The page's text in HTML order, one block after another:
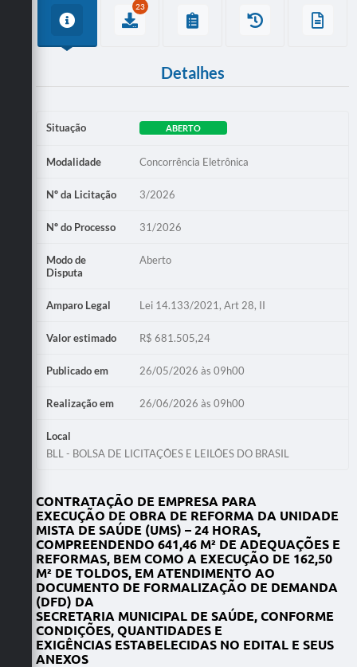
23
Detalhes
Situação ABERTO
Modalidade Concorrência Eletrônica
Nº da Licitação 3/2026
Nº do Processo 31/2026
Modo de
Disputa
Aberto
Amparo Legal Lei 14.133/2021, Art 28, II
Valor estimado R$ 681.505,24
Publicado em 26/05/2026 às 09h00
Realização em 26/06/2026 às 09h00
Local
BLL - BOLSA DE LICITAÇÕES E LEILÕES DO BRASIL
CONTRATAÇÃO DE EMPRESA PARA
EXECUÇÃO DE OBRA DE REFORMA DA UNIDADE
MISTA DE SAÚDE (UMS) – 24 HORAS,
COMPREENDENDO 641,46 M² DE ADEQUAÇÕES E
REFORMAS, BEM COMO A EXECUÇÃO DE 162,50
M² DE TOLDOS, EM ATENDIMENTO AO
DOCUMENTO DE FORMALIZAÇÃO DE DEMANDA
(DFD) DA
SECRETARIA MUNICIPAL DE SAÚDE, CONFORME
CONDIÇÕES, QUANTIDADES E
EXIGÊNCIAS ESTABELECIDAS NO EDITAL E SEUS
ANEXOS